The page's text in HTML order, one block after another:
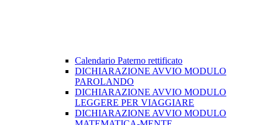
Calendario Paterno rettificato
DICHIARAZIONE AVVIO MODULO
PAROLANDO
DICHIARAZIONE AVVIO MODULO
LEGGERE PER VIAGGIARE
DICHIARAZIONE AVVIO MODULO